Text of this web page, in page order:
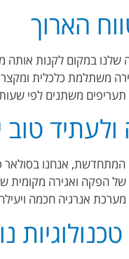
הארוך
שלנו במקום לקנות
משתלמת כלכלית
משתנים לפי שעות,
טוב
המתחדשת, אנחנו
של הפקה ואגירה
אנרגיה חכמה